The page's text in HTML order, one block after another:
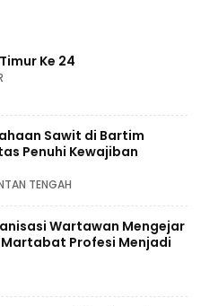
Ke 24
Sawit di Bartim
Penuhi Kewajiban
TENGAH
Wartawan Mengejar
Profesi Menjadi